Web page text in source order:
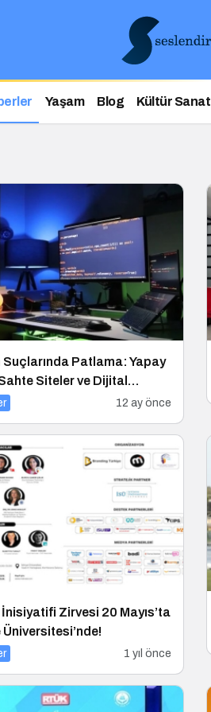
Yaşam Blog Kültür Sanat
Suçlarında Patlama: Yapay
Siteler ve Dijital
Tehlike Saçıyor
12 ay önce
Zirvesi 20 Mayıs’ta
1 yıl önce